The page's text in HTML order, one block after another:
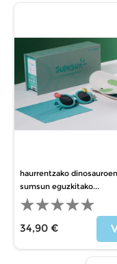
haurrentzako dinosauroen
sumsun eguzkitako...
34,90 €